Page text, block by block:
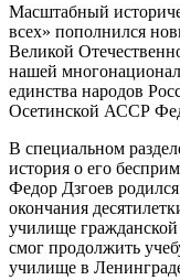
Масштабный
всех» пополнился
Великой
нашей
единства народов
Осетинской АССР
В специальном
история о его
Федор Дзгоев
окончания
училище
смог продолжить
училище в